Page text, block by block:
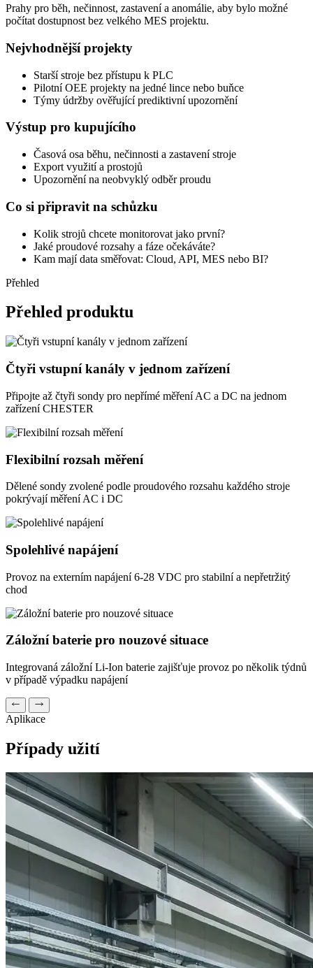
Prahy pro běh, nečinnost, zastavení a anomálie, aby bylo možné
počítat dostupnost bez velkého MES projektu.
Nejvhodnější projekty
Starší stroje bez přístupu k PLC
Pilotní OEE projekty na jedné lince nebo buňce
Týmy údržby ověřující prediktivní upozornění
Výstup pro kupujícího
Časová osa běhu, nečinnosti a zastavení stroje
Export využití a prostojů
Upozornění na neobvyklý odběr proudu
Co si připravit na schůzku
Kolik strojů chcete monitorovat jako první?
Jaké proudové rozsahy a fáze očekáváte?
Kam mají data směřovat: Cloud, API, MES nebo BI?
Přehled
Přehled produktu
Čtyři vstupní kanály v jednom zařízení
Připojte až čtyři sondy pro nepřímé měření AC a DC na jednom
zařízení CHESTER
Flexibilní rozsah měření
Dělené sondy zvolené podle proudového rozsahu každého stroje
pokrývají měření AC i DC
Spolehlivé napájení
Provoz na externím napájení 6-28 VDC pro stabilní a nepřetržitý
chod
Záložní baterie pro nouzové situace
Integrovaná záložní Li-Ion baterie zajišťuje provoz po několik týdnů
v případě výpadku napájení
Aplikace
Případy užití